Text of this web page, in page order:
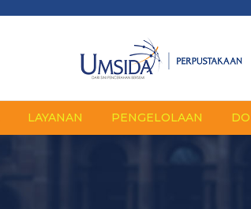
LAYANAN PENGELOLAAN